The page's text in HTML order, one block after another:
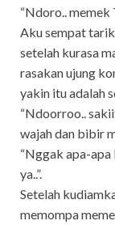
“Ndoro.. memek
Aku sempat
setelah kurasa
rasakan ujung
yakin itu adalah
“Ndoorroo..
wajah dan bibir
“Nggak apa-
ya..”.
Setelah
memompa